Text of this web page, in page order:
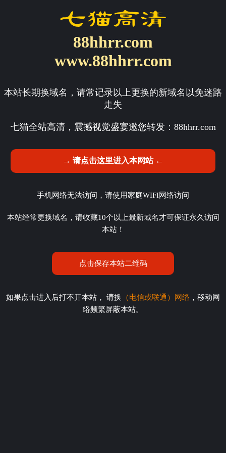
88hhrr.com
www.88hhrr.com
本站长期换域名，请常记录以上更换的新域名以免迷路
走失
七猫全站高清，震撼视觉盛宴邀您转发： 88hhrr.com
→ 请点击这里进入本网站 ←
手机网络无法访问，请使用家庭WIFI网络访问
本站经常更换域名，请收藏10个以上最新域名才可保证永久访问
本站！
点击保存本站二维码
如果点击进入后打不开本站， 请换 （电信或联通）网络 ，移动网
络频繁屏蔽本站。